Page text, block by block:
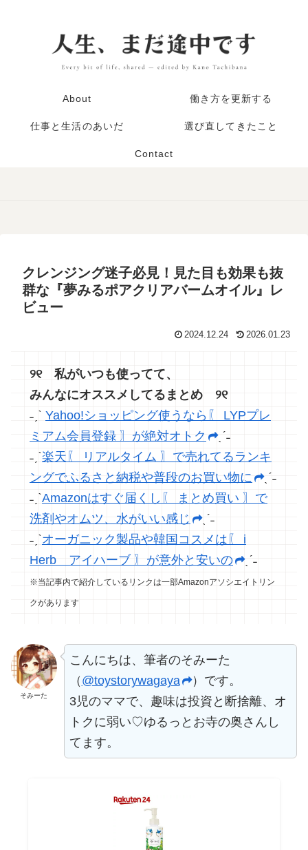
About 働き方を更新する
仕事と生活のあいだ 選び直してきたこと
Contact
クレンジング迷子必見！見た目も効果も抜
群な『夢みるポアクリアバームオイル』レ
ビュー
2024.12.24 2026.01.23
୨୧ 私がいつも使ってて、
みんなにオススメしてるまとめ ୨୧
˗ˏˋ Yahoo!ショッピング使うなら〖 LYPプレ
ミアム会員登録 〗が絶対オトク
ˎˊ˗
˗ˏˋ楽天〖 リアルタイム 〗で売れてるランキ
ングでふるさと納税や普段のお買い物に
ˎˊ˗
˗ˏˋAmazonはすぐ届くし〖 まとめ買い 〗で
洗剤やオムツ、水がいい感じ
ˎˊ˗
˗ˏˋオーガニック製品や韓国コスメは〖 i
Herb アイハーブ 〗が意外と安いの
ˎˊ˗
※当記事内で紹介しているリンクは一部Amazonアソシエイトリン
クがあります
そみーた
こんにちは、筆者のそみーた
（ @toystorywagaya
）です。
3児のママで、趣味は投資と断捨離、オ
トクに弱い♡ゆるっとお寺の奥さんし
てます。